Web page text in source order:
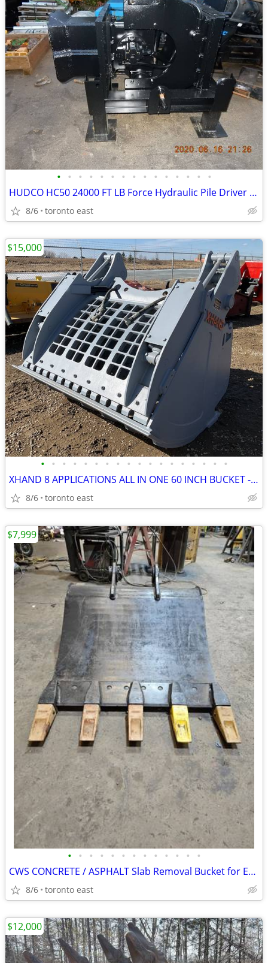
• • • • • • • • • • • • • • •
HUDCO HC50 24000 FT LB Force Hydraulic Pile Driver / Compactor
8/6 toronto east
• • • • • • • • • • • • • • • • • •
XHAND 8 APPLICATIONS ALL IN ONE 60 INCH BUCKET - 2 X GRAPPLE- SCREENER
8/6 toronto east
$15,000
• • • • • • • • • • • • •
CWS CONCRETE / ASPHALT Slab Removal Bucket for Excavator
8/6 toronto east
$7,999
$12,000